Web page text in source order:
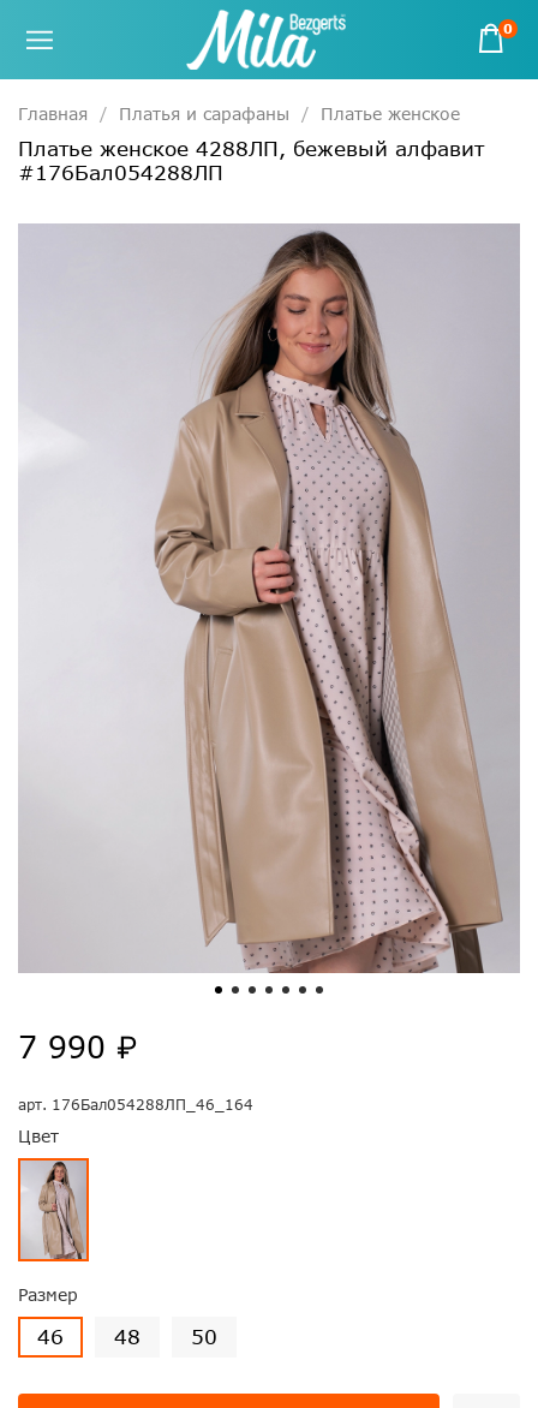
0
Главная Платья и сарафаны Платье женское
Платье женское 4288ЛП, бежевый алфавит
#176Бал054288ЛП
арт. 176Бал054288ЛП_46_164
Цвет
Размер
46 48 50
7 990 ₽